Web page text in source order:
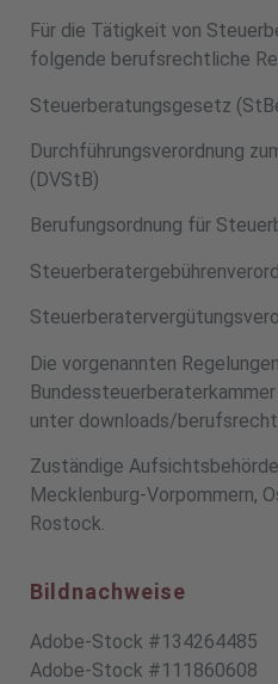
Für die Tätigkeit von
folgende berufsrechtliche
Steuerberatungsgesetz
Durchführungsverordnung
(DVStB)
Berufungsordnung für
Die vorgenannten
unter downloads/
Zuständige
Mecklenburg-Vorpommern,
Rostock.
Bildnachweise
Adobe-Stock #134264485
Adobe-Stock #111860608